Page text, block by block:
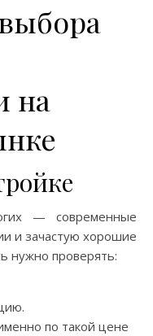
на
— современные
и зачастую хорошие
нужно проверять:
по такой цене